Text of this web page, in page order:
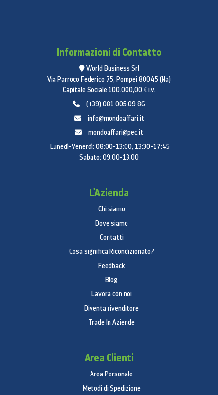
Informazioni di Contatto
World Business Srl
Via Parroco Federico 75, Pompei 80045 (Na)
Capitale Sociale 100.000,00 € i.v.
(+39) 081 005 09 86
info@mondoaffari.it
mondoaffari@pec.it
Lunedì-Venerdì: 08:00-13:00, 13:30-17:45
Sabato: 09:00-13:00
L'Azienda
Chi siamo
Dove siamo
Contatti
Cosa significa Ricondizionato?
Feedback
Blog
Lavora con noi
Diventa rivenditore
Trade In Aziende
Area Clienti
Area Personale
Metodi di Spedizione